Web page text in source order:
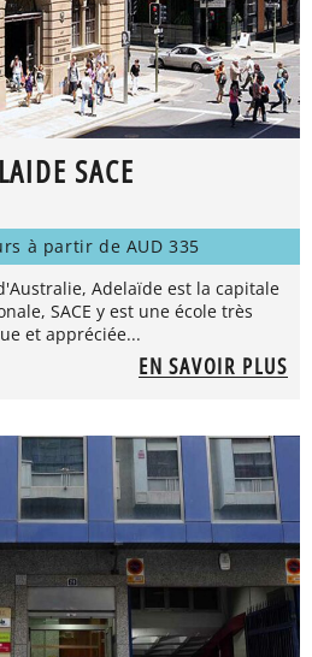
SACE
à partir de AUD 335
Adelaïde est la capitale
SACE y est une école très
et appréciée...
EN SAVOIR PLUS